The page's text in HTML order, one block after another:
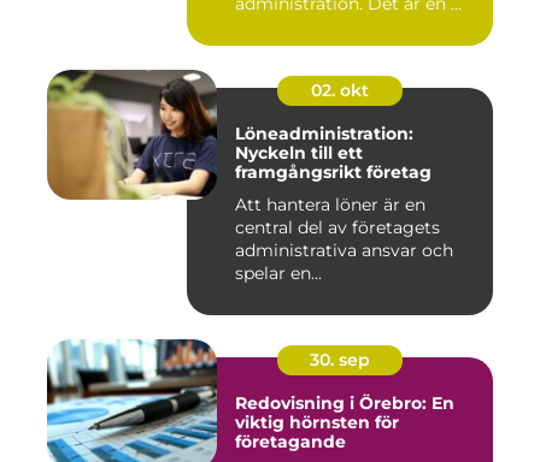
02. okt
Löneadministration:
Nyckeln till ett
framgångsrikt företag
Att hantera löner är en
central del av företagets
administrativa ansvar och
spelar en...
30. sep
Redovisning i Örebro: En
viktig hörnsten för
företagande